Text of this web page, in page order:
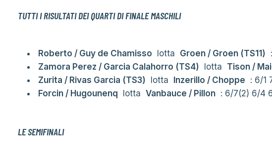
TUTTI I RISULTATI DEI QUARTI DI FINALE MASCHILI
Roberto / Guy de Chamisso lotta Groen / Groen (TS11)
Zamora Perez / Garcia Calahorro (TS4) lotta Tison /
Zurita / Rivas Garcia (TS3) lotta Inzerillo / Choppe : 6/1
Forcin / Hugounenq lotta Vanbauce / Pillon : 6/7(2) 6/4
LE SEMIFINALI